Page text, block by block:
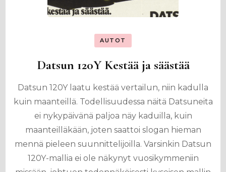
AUTOT
Datsun 120Y Kestää ja säästää
Datsun 120Y laatu kestää vertailun, niin kadulla
kuin maanteillä. Todellisuudessa näitä Datsuneita
ei nykypäivänä paljoa näy kaduilla, kuin
maanteilläkään, joten saattoi slogan hieman
mennä pieleen suunnittelijoilla. Varsinkin Datsun
120Y-mallia ei ole näkynyt vuosikymmeniin